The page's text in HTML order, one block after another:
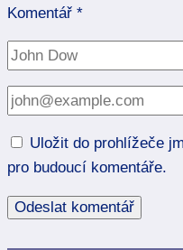
Komentář *
Uložit do prohlížeče
pro budoucí komentáře.